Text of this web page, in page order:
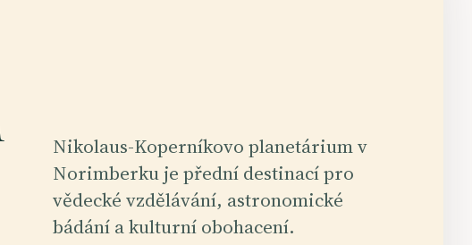
Nikolaus-Koperníkovo planetárium v
Norimberku je přední destinací pro
vědecké vzdělávání, astronomické
bádání a kulturní obohacení.